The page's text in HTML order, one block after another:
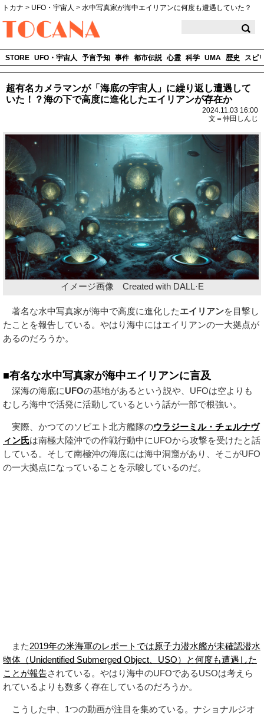
トカナ > UFO・宇宙人 > 水中写真家が海中エイリアンに何度も遭遇していた？
STORE UFO・宇宙人 予言予知 事件 都市伝説 心霊 科学 UMA 歴史 スピ
超有名カメラマンが「海底の宇宙人」に繰り返し遭遇して
いた！？海の下で高度に進化したエイリアンが存在か
2024.11.03 16:00
文＝仲田しんじ
イメージ画像 Created with DALL·E
著名な水中写真家が海中で高度に進化したエイリアンを目撃し
たことを報告している。やはり海中にはエイリアンの一大拠点が
あるのだろうか。
■有名な水中写真家が海中エイリアンに言及
深海の海底にUFOの基地があるという説や、UFOは空よりも
むしろ海中で活発に活動しているという話が一部で根強い。
実際、かつてのソビエト北方艦隊のウラジーミル・チェルナヴ
ィン氏は南極大陸沖での作戦行動中にUFOから攻撃を受けたと話
している。そして南極沖の海底には海中洞窟があり、そこがUFO
の一大拠点になっていることを示唆しているのだ。
また2019年の米海軍のレポートでは原子力潜水艦が未確認潜水
物体（Unidentified Submerged Object、USO）と何度も遭遇した
ことが報告されている。やはり海中のUFOであるUSOは考えら
れているよりも数多く存在しているのだろうか。
こうした中、1つの動画が注目を集めている。ナショナルジオ